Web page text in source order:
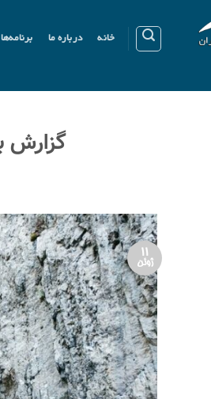
خانه درباره ما برنامه‌ها
گزارش
11
ژوئن